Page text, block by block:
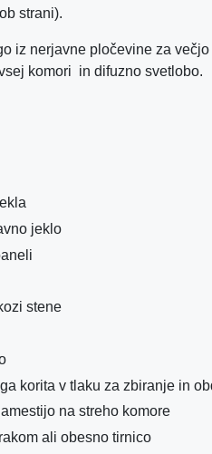
strani).
iz nerjavne pločevine za
komori in difuzno svetlobo.
jeklo
stene
korita v tlaku za zbiranje in
na streho komore
ali obesno tirnico